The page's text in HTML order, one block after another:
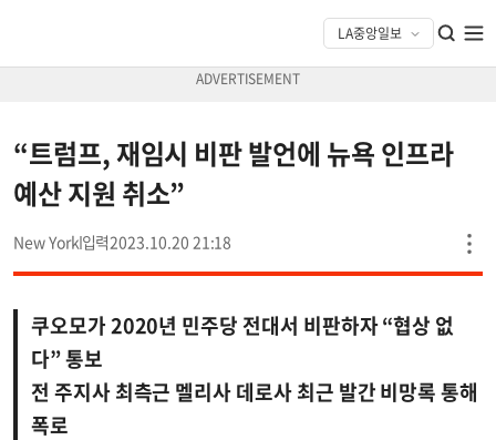
“트럼프, 재임시 비판 발언에 뉴욕 인프라
예산 지원 취소”
New York 2023.10.20 21:18
쿠오모가 2020년 민주당 전대서 비판하자 “협상 없
다” 통보
전 주지사 최측근 멜리사 데로사 최근 발간 비망록 통해
폭로